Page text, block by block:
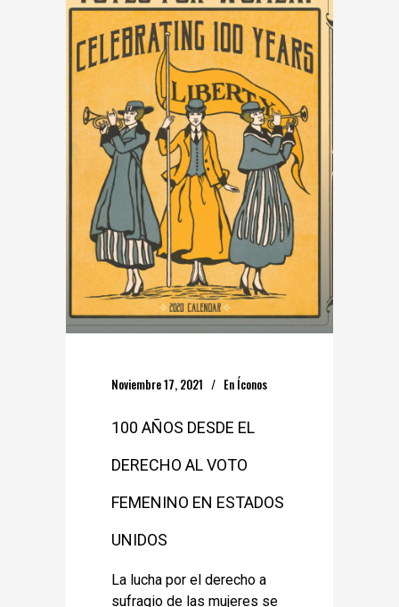
Noviembre 17, 2021 En Íconos
100 AÑOS DESDE EL
DERECHO AL VOTO
FEMENINO EN ESTADOS
UNIDOS
La lucha por el derecho a
sufragio de las mujeres se